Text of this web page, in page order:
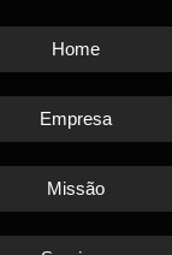
Home
Empresa
Missão